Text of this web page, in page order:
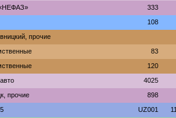
333
108
прочие
83
120
4025
прочие 898
UZ001